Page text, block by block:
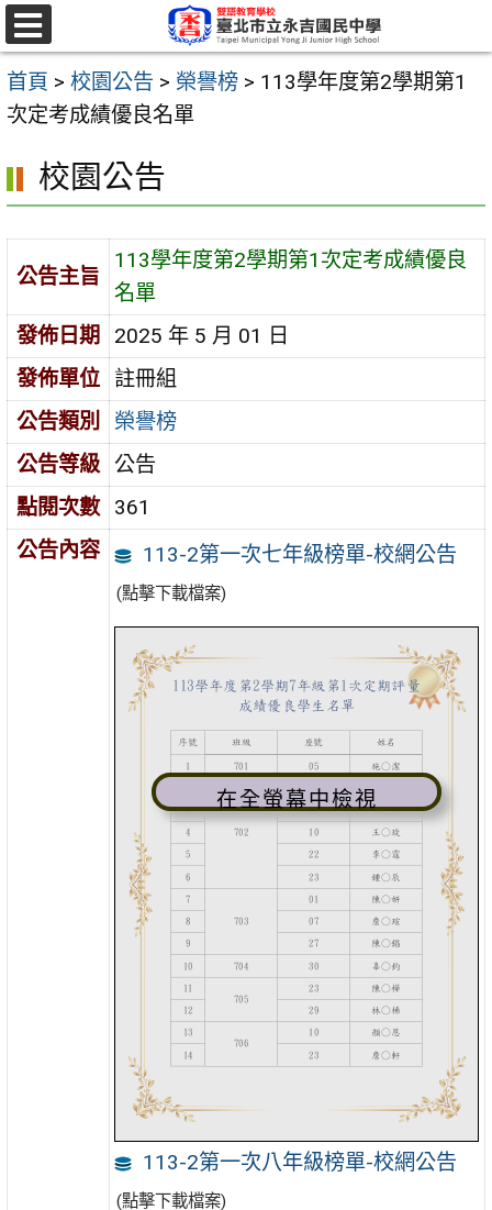
跳
至
主
要
區
選
單
首頁 > 校園公告 > 榮譽榜 > 113學年度第2學期第1
次定考成績優良名單
校園公告
公告主旨
113學年度第2學期第1次定考成績優良
名單
發佈日期
2025 年 5 月 01 日
發佈單位
註冊組
公告類別
榮譽榜
公告等級
公告
點閱次數
361
公告內容
113-2第一次七年級榜單-校網公告
(點擊下載檔案)
在全螢幕中檢視
113-2第一次八年級榜單-校網公告
(點擊下載檔案)